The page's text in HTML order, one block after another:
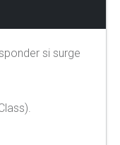
si surge